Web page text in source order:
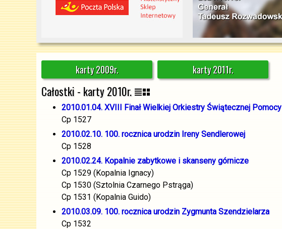
karty 2009r. karty 2011r.
Całostki - karty 2010r.
2010.01.04. XVIII Finał Wielkiej Orkiestry Świątecznej Pomocy
Cp 1527
2010.02.10. 100. rocznica urodzin Ireny Sendlerowej
Cp 1528
2010.02.24. Kopalnie zabytkowe i skanseny górnicze
Cp 1529 (Kopalnia Ignacy)
Cp 1530 (Sztolnia Czarnego Pstrąga)
Cp 1531 (Kopalnia Guido)
2010.03.09. 100. rocznica urodzin Zygmunta Szendzielarza
Cp 1532